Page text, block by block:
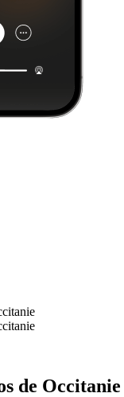
de Occitanie